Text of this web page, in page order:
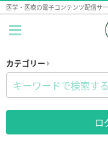
医学・医療の電子コンテンツ配信サ
カテゴリー
ロ